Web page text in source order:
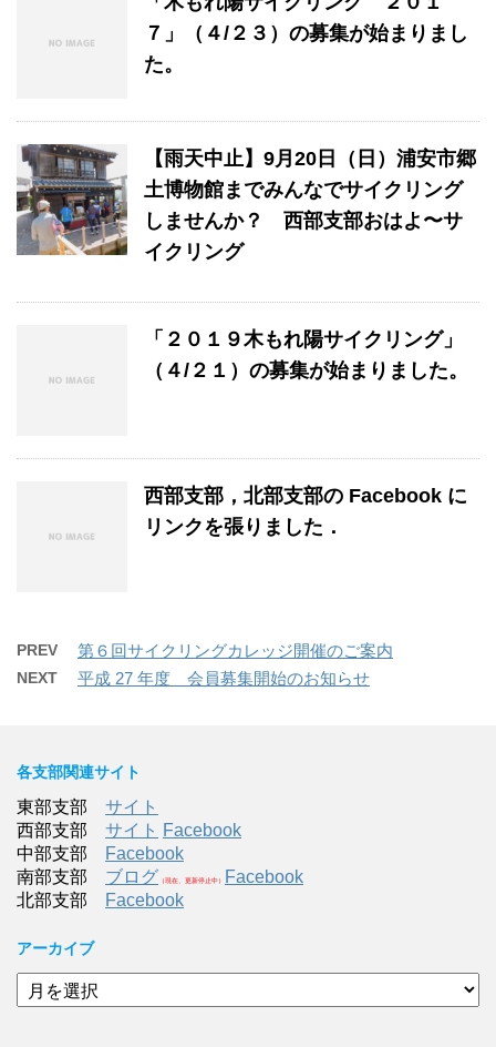
７」（４/２３）の募集が始まりまし
た。
【雨天中止】9月20日（日）浦安市郷
土博物館までみんなでサイクリング
しませんか？ 西部支部おはよ〜サ
イクリング
「２０１９木もれ陽サイクリング」
（４/２１）の募集が始まりました。
西部支部，北部支部の Facebook に
リンクを張りました．
PREV 第６回サイクリングカレッジ開催のご案内
NEXT 平成 27 年度 会員募集開始のお知らせ
各支部関連サイト
東部支部 サイト
西部支部 サイト Facebook
中部支部
Facebook
南部支部 ブログ （現在、更新停止中）
Facebook
北部支部
Facebook
アーカイブ
ア
ー